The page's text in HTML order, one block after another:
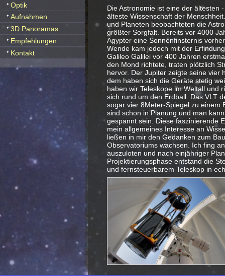
Optik
Aufnahmen
3D Panoramas
Empfehlungen
Kontakt
Die Astronomie ist eine der ältesten
älteste Wissenschaft der
und Planeten beobachteten die
größter Sorgfalt. Bereits vor 4000
Ägypter eine Sonnenfinsternis
Wende kam jedoch mit der
Galileo Galilei vor 400 Jahren
den Mond richtete, traten plötzlich
hervor. Der Jupiter zeigte seine vier
dem haben sich die Geräte stetig
haben wir Teleskope im Weltall und
sich rund um den Erdball. Das VLT
sogar vier 8Meter-Spiegel zu einem
sind schon in Planung und man
gespannt sein. Diese faszinierende
mein allgemeines Interesse an
ließen in mir den Gedanken zum
Observatoriums wachsen. Ich fing
auszuloten und nach einjähriger
Projektierungsphase entstand die
und fernsteuerbarem Teleskop in